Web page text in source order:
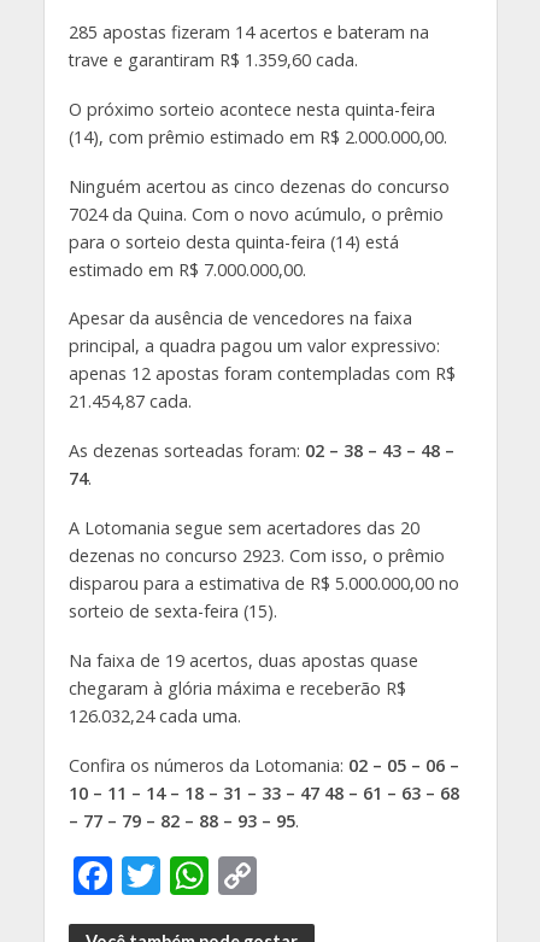
285 apostas fizeram 14 acertos e bateram na
trave e garantiram R$ 1.359,60 cada.
O próximo sorteio acontece nesta quinta-feira
(14), com prêmio estimado em R$ 2.000.000,00.
Ninguém acertou as cinco dezenas do concurso
7024 da Quina. Com o novo acúmulo, o prêmio
para o sorteio desta quinta-feira (14) está
estimado em R$ 7.000.000,00.
Apesar da ausência de vencedores na faixa
principal, a quadra pagou um valor expressivo:
apenas 12 apostas foram contempladas com R$
21.454,87 cada.
As dezenas sorteadas foram: 02 – 38 – 43 – 48 –
74.
A Lotomania segue sem acertadores das 20
dezenas no concurso 2923. Com isso, o prêmio
disparou para a estimativa de R$ 5.000.000,00 no
sorteio de sexta-feira (15).
Na faixa de 19 acertos, duas apostas quase
chegaram à glória máxima e receberão R$
126.032,24 cada uma.
Confira os números da Lotomania: 02 – 05 – 06 –
10 – 11 – 14 – 18 – 31 – 33 – 47 48 – 61 – 63 – 68
– 77 – 79 – 82 – 88 – 93 – 95.
F
ac
T
w
W
h
C
o